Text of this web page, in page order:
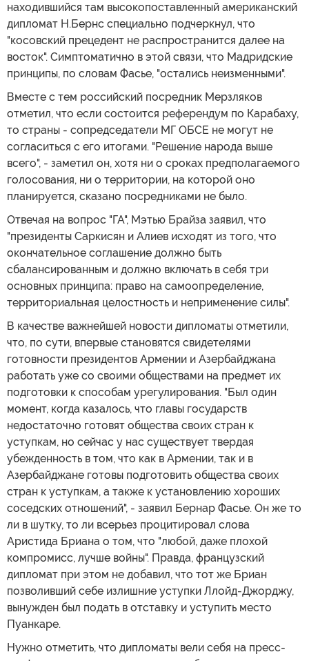
находившийся там высокопоставленный американский
дипломат Н.Бернс специально подчеркнул, что
"косовский прецедент не распространится далее на
восток". Симптоматично в этой связи, что Мадридские
принципы, по словам Фасье, "остались неизменными".
Вместе с тем российский посредник Мерзляков
отметил, что если состоится референдум по Карабаху,
то страны - сопредседатели МГ ОБСЕ не могут не
согласиться с его итогами. "Решение народа выше
всего", - заметил он, хотя ни о сроках предполагаемого
голосования, ни о территории, на которой оно
планируется, сказано посредниками не было.
Отвечая на вопрос "ГА", Мэтью Брайза заявил, что
"президенты Саркисян и Алиев исходят из того, что
окончательное соглашение должно быть
сбалансированным и должно включать в себя три
основных принципа: право на самоопределение,
территориальная целостность и неприменение силы".
В качестве важнейшей новости дипломаты отметили,
что, по сути, впервые становятся свидетелями
готовности президентов Армении и Азербайджана
работать уже со своими обществами на предмет их
подготовки к способам урегулирования. "Был один
момент, когда казалось, что главы государств
недостаточно готовят общества своих стран к
уступкам, но сейчас у нас существует твердая
убежденность в том, что как в Армении, так и в
Азербайджане готовы подготовить общества своих
стран к уступкам, а также к установлению хороших
соседских отношений", - заявил Бернар Фасье. Он же то
ли в шутку, то ли всерьез процитировал слова
Аристида Бриана о том, что "любой, даже плохой
компромисс, лучше войны". Правда, французский
дипломат при этом не добавил, что тот же Бриан
позволивший себе излишние уступки Ллойд-Джорджу,
вынужден был подать в отставку и уступить место
Пуанкаре.
Нужно отметить, что дипломаты вели себя на пресс-